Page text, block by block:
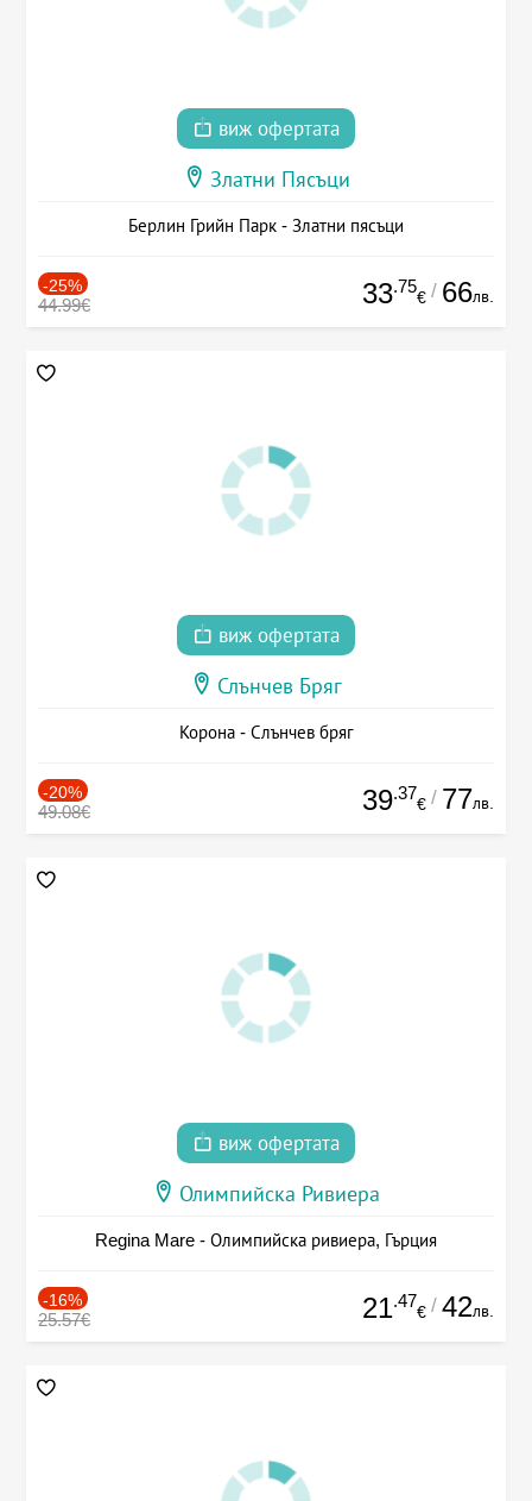
виж офертата
Златни Пясъци
Берлин Грийн Парк - Златни пясъци
-25%
44.99€ 33.75
€ / 66лв.
виж офертата
Слънчев Бряг
Корона - Слънчев бряг
-20%
49.08€ 39.37
€ / 77лв.
виж офертата
Олимпийска Ривиера
Regina Mare - Олимпийска ривиера, Гърция
-16%
25.57€ 21.47
€ / 42лв.